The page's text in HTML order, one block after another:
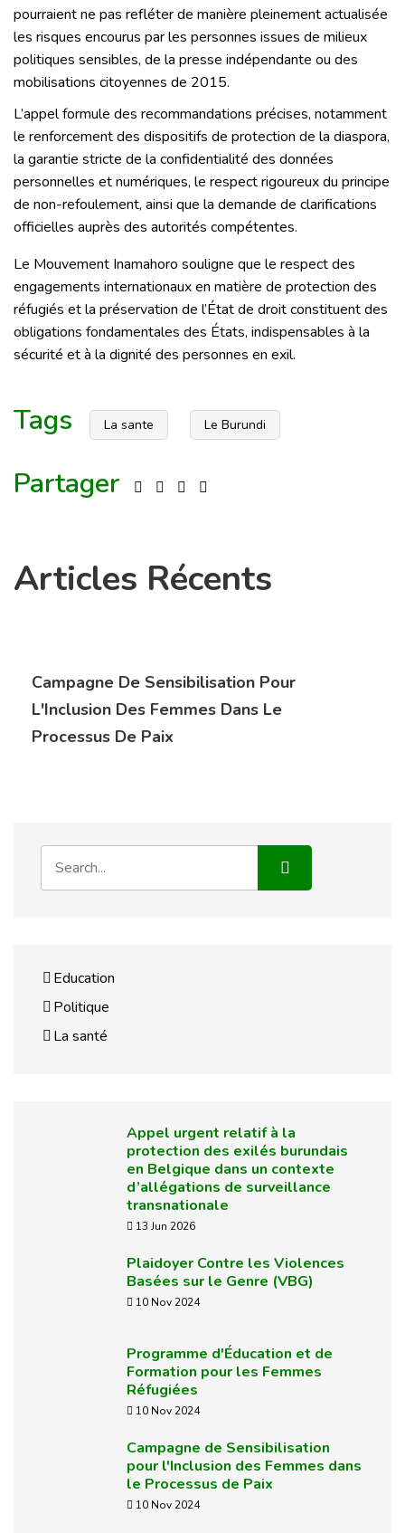
pourraient ne pas refléter de manière pleinement actualisée
les risques encourus par les personnes issues de milieux
politiques sensibles, de la presse indépendante ou des
mobilisations citoyennes de 2015.
L’appel formule des recommandations précises, notamment
le renforcement des dispositifs de protection de la diaspora,
la garantie stricte de la confidentialité des données
personnelles et numériques, le respect rigoureux du principe
de non-refoulement, ainsi que la demande de clarifications
officielles auprès des autorités compétentes.
Le Mouvement Inamahoro souligne que le respect des
engagements internationaux en matière de protection des
réfugiés et la préservation de l’État de droit constituent des
obligations fondamentales des États, indispensables à la
sécurité et à la dignité des personnes en exil.
Tags La sante Le Burundi
Partager
Articles Récents
Campagne De Sensibilisation Pour
L'Inclusion Des Femmes Dans Le
Processus De Paix
Education
Politique
La santé
Appel urgent relatif à la
protection des exilés burundais
en Belgique dans un contexte
d’allégations de surveillance
transnationale
13 Jun 2026
Plaidoyer Contre les Violences
Basées sur le Genre (VBG)
10 Nov 2024
Programme d'Éducation et de
Formation pour les Femmes
Réfugiées
10 Nov 2024
Campagne de Sensibilisation
pour l'Inclusion des Femmes dans
le Processus de Paix
10 Nov 2024